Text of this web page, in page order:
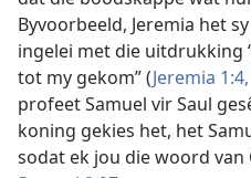
Byvoorbeeld, Jeremia het sy
ingelei met die uitdrukking
tot my gekom” (Jeremia 1:4,
profeet Samuel vir Saul
koning gekies het, het
sodat ek jou die woord